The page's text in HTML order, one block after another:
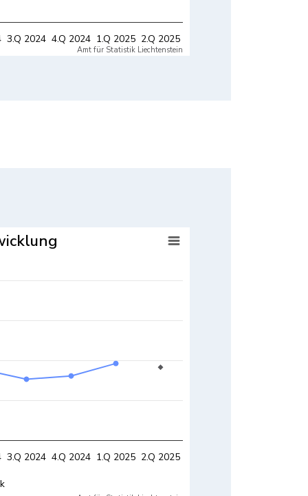
3.Q 2024 4.Q 2024 1.Q 2025 2.Q 2025
Amt für Statistik Liechtenstein
Amt für Statistik Liechtenstein
3.Q 2024 4.Q 2024 1.Q 2025 2.Q 2025
2.Q 2025